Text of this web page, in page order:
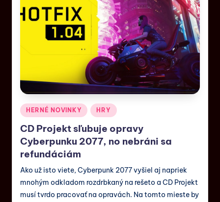
HERNÉ NOVINKY HRY
CD Projekt sľubuje opravy
Cyberpunku 2077, no nebráni sa
refundáciám
Ako už isto viete, Cyberpunk 2077 vyšiel aj napriek
mnohým odkladom rozdrbkaný na rešeto a CD Projekt
musí tvrdo pracovať na opravách. Na tomto mieste by